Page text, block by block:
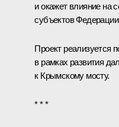
и окажет влияние на
субъектов
Проект реализуется
в рамках развития
к Крымскому мосту.
* * *